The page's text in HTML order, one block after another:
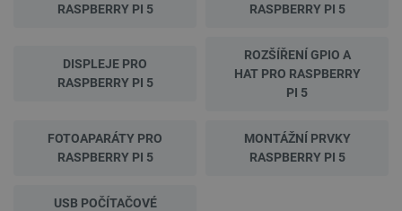
RASPBERRY PI 5
RASPBERRY PI 5
DISPLEJE PRO
RASPBERRY PI 5
ROZŠÍŘENÍ GPIO A
HAT PRO RASPBERRY
PI 5
FOTOAPARÁTY PRO
RASPBERRY PI 5
MONTÁŽNÍ PRVKY
RASPBERRY PI 5
USB POČÍTAČOVÉ